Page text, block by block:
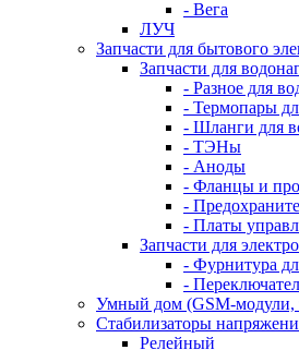
- Вега
ЛУЧ
Запчасти для бытового
Запчасти для
- Разное для
- Термопары
- Шланги для
- ТЭНы
- Аноды
- Фланцы и
-
- Платы
Запчасти для
- Фурнитура
-
Умный дом (GSM-модули,
Cтабилизаторы
Релейный